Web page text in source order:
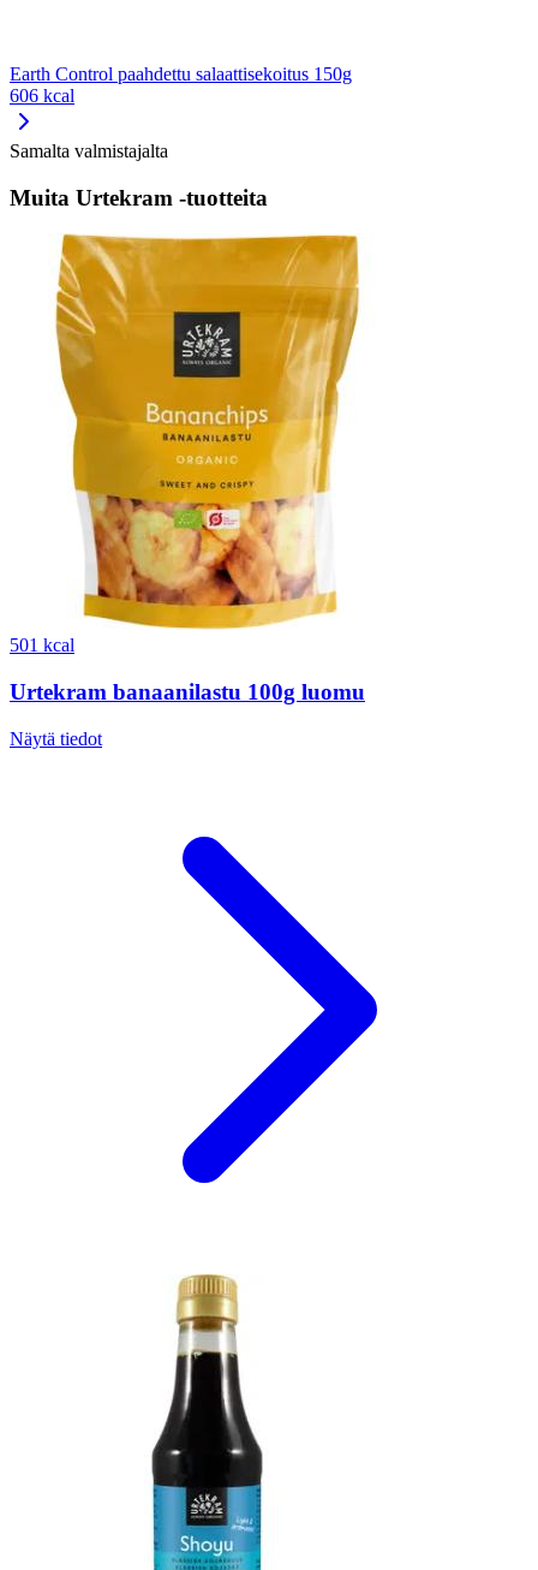
Earth Control paahdettu salaattisekoitus 150g
606 kcal
Samalta valmistajalta
Muita Urtekram -tuotteita
501 kcal
Urtekram banaanilastu 100g luomu
Näytä tiedot